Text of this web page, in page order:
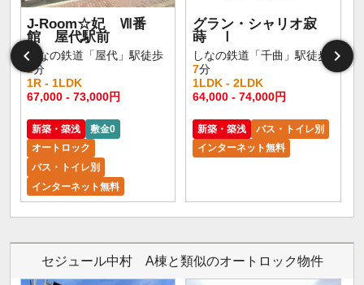
J-Room☆妃 Ⅶ番
館 屋代駅前
しなの鉄道「屋代」駅徒歩
2分
1R - 1LDK
67,000 - 73,000円
新築・築浅
敷金0
オートロック
バス・トイレ別
インターネット無料
グラン・シャリオ寂
蒔 Ⅰ
しなの鉄道「千曲」駅徒歩
7分
1LDK - 2LDK
64,000 - 74,000円
新築・築浅
バス・トイレ別
インターネット無料
セジュール中村 A棟と類似のオートロック物件